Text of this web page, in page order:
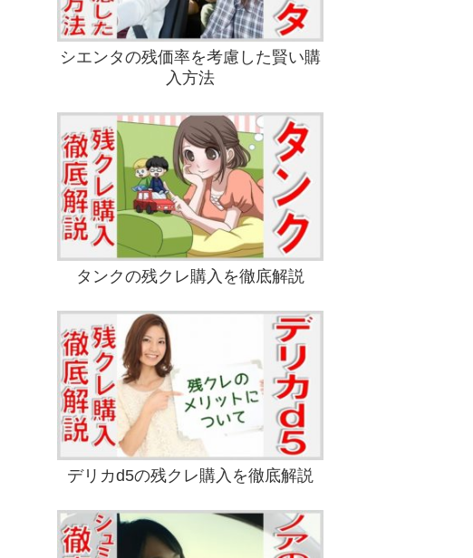
シエンタの残価率を考慮した賢い購
入方法
タンクの残クレ購入を徹底解説
デリカd5の残クレ購入を徹底解説